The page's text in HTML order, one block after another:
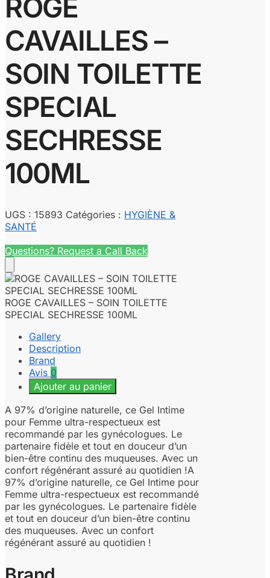
ROGE
CAVAILLES –
SOIN TOILETTE
SPECIAL
SECHRESSE
100ML
UGS : 15893 Catégories : HYGIÈNE &
SANTÉ
Questions? Request a Call Back
ROGE CAVAILLES – SOIN TOILETTE
SPECIAL SECHRESSE 100ML
Gallery
Description
Brand
Avis 0
Ajouter au panier
A 97% d’origine naturelle, ce Gel Intime
pour Femme ultra-respectueux est
recommandé par les gynécologues. Le
partenaire fidèle et tout en douceur d’un
bien-être continu des muqueuses. Avec un
confort régénérant assuré au quotidien !A
97% d’origine naturelle, ce Gel Intime pour
Femme ultra-respectueux est recommandé
par les gynécologues. Le partenaire fidèle
et tout en douceur d’un bien-être continu
des muqueuses. Avec un confort
régénérant assuré au quotidien !